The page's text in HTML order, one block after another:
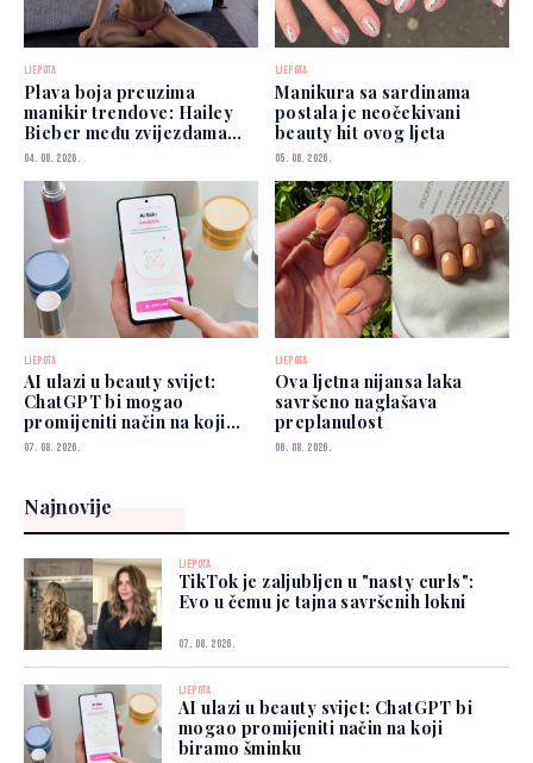
LJEPOTA
Plava boja preuzima
manikir trendove: Hailey
Bieber među zvijezdama
koje je već nose
04. 08. 2026.
LJEPOTA
Manikura sa sardinama
postala je neočekivani
beauty hit ovog ljeta
05. 08. 2026.
LJEPOTA
AI ulazi u beauty svijet:
ChatGPT bi mogao
promijeniti način na koji
biramo šminku
07. 08. 2026.
LJEPOTA
Ova ljetna nijansa laka
savršeno naglašava
preplanulost
06. 08. 2026.
Najnovije
LJEPOTA
TikTok je zaljubljen u "nasty curls":
Evo u čemu je tajna savršenih lokni
07. 08. 2026.
LJEPOTA
AI ulazi u beauty svijet: ChatGPT bi
mogao promijeniti način na koji
biramo šminku